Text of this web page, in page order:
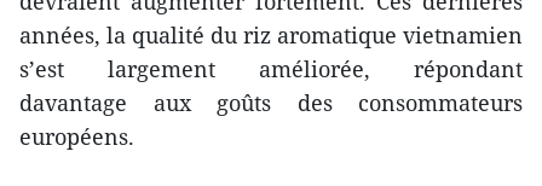
années, la qualité du riz aromatique vietnamien
s’est largement améliorée, répondant
davantage aux goûts des consommateurs
européens.